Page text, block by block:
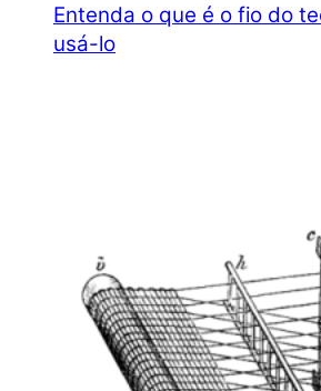
Entenda o que é o fio do
usá-lo